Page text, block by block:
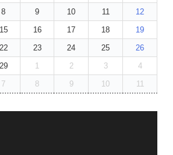
8 9 10 11
12
15 16 17 18
19
22 23 24 25
26
29 1 2 3
4
7 8 9 10 11